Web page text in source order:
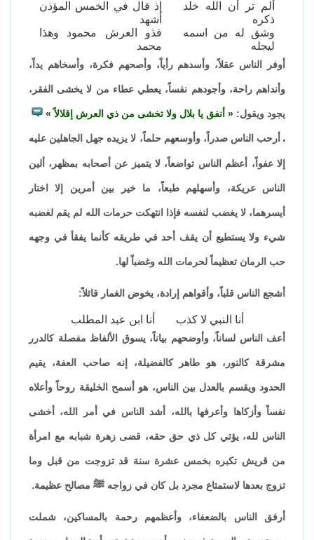
ألم تر أن الله خلد
ذكره
إذ قال في الخمس المؤذن
أشهد
وشق له من اسمه
ليجله
فذو العرش محمود وهذا
محمد
أوفر الناس عقلاً، وأسدهم رأياً، وأصحهم فكرة، وأسخاهم يداً،
وأنداهم راحة، وأجودهم نفساً، يعطي عطاء من لا يخشى الفقر،
يجود ويقول: أنفق يا بلال ولا تخشى من ذي العرش إقلالاً
، أرحب الناس صدراً، وأوسعهم حلماً، لا يزيده جهل الجاهلين عليه
إلا عفواً، أعظم الناس تواضعاً، لا يتميز عن أصحابه بمظهر، ألين
الناس عريكة، وأسهلهم طبعاً، ما خير بين أمرين إلا اختار
أيسرهما، لا يغضب لنفسه فإذا انتهكت حرمات الله لم يقم لغضبه
شيء ولا يستطيع أن يقف أحد في طريقه كأنما يفقأ في وجهه
حب الرمان تعظيماً لحرمات الله وغضباً لها.
أشجع الناس قلباً، وأقواهم إرادة، يخوض الغمار قائلاً:
أنا النبي لا كذب أنا ابن عبد المطلب
أعف الناس لساناً، وأوضحهم بياناً، يسوق الألفاظ مفصلة كالدرر
مشرقة كالنور، هو طاهر كالفضيلة، إنه صاحب العفة، يقيم
الحدود ويقسم بالعدل بين الناس، هو أسمح الخليقة روحاً وأعلاه
نفساً وأزكاها وأعرفها بالله، أشد الناس في أمر الله، أخشى
الناس لله، يؤتي كل ذي حق حقه، قضى زهرة شبابه مع امرأة
من قريش تكبره بخمس عشرة سنة قد تزوجت من قبل وما
تزوج بعدها لاستمتاع مجرد بل كان في زواجه ﷺ مصالح عظيمة.
أرفق الناس بالضعفاء، وأعظمهم رحمة بالمساكين، شملت